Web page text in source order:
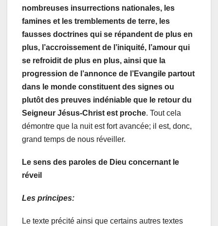
nombreuses insurrections nationales, les
famines et les tremblements de terre, les
fausses doctrines qui se répandent de plus en
plus, l’accroissement de l’iniquité, l’amour qui
se refroidit de plus en plus, ainsi que la
progression de l’annonce de l’Evangile partout
dans le monde constituent des signes ou
plutôt des preuves indéniable que le retour du
Seigneur Jésus-Christ est proche. Tout cela
démontre que la nuit est fort avancée; il est, donc,
grand temps de nous réveiller.
Le sens des paroles de Dieu concernant le
réveil
Les principes:
Le texte précité ainsi que certains autres textes